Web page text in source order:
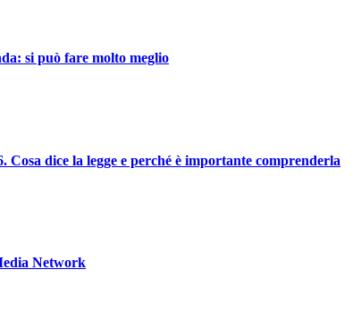
si può fare molto meglio
Cosa dice la legge e perché è importante comprenderla
Network